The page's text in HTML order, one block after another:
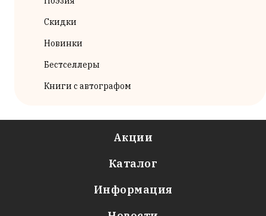
Скидки
Новинки
Бестселлеры
Книги с автографом
Акции
Каталог
Информация